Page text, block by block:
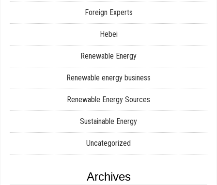
Foreign Experts
Hebei
Renewable Energy
Renewable energy business
Renewable Energy Sources
Sustainable Energy
Uncategorized
Archives